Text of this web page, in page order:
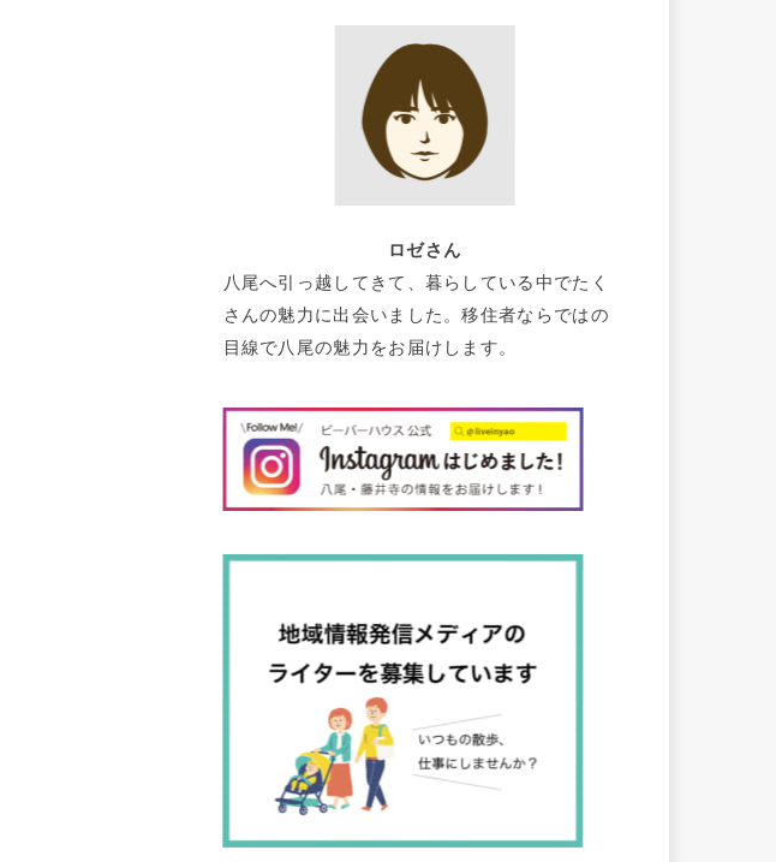
ロゼさん
八尾へ引っ越してきて、暮らしている中でたく
さんの魅力に出会いました。移住者ならではの
目線で八尾の魅力をお届けします。